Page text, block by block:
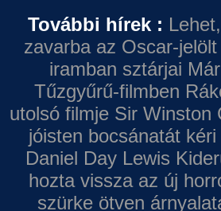
További hírek :
zavarba az Oscar-
iramban sztárjai
Tűzgyűrű-filmben
utolsó filmje Sir Winston
jóisten bocsánatát kéri
Daniel Day Lewis
hozta vissza az új
szürke ötven